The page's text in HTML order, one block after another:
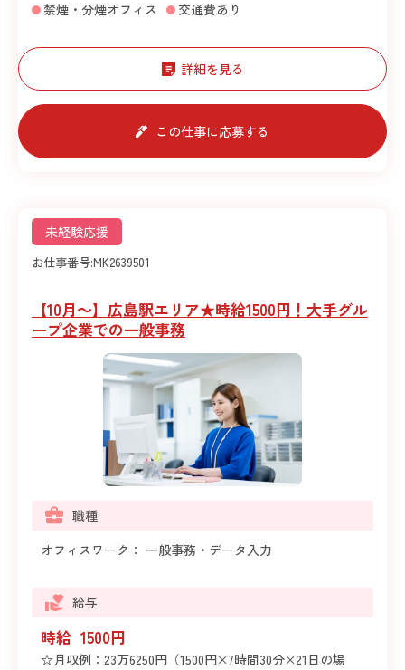
禁煙・分煙オフィス
交通費あり
詳細を見る
この仕事に応募する
未経験応援
お仕事番号:MK2639501
【10月～】広島駅エリア★時給1500円！大手グル
ープ企業での一般事務
職種
オフィスワーク： 一般事務・データ入力
給与
時給 1500円
☆月収例：23万6250円（1500円×7時間30分×21日の場